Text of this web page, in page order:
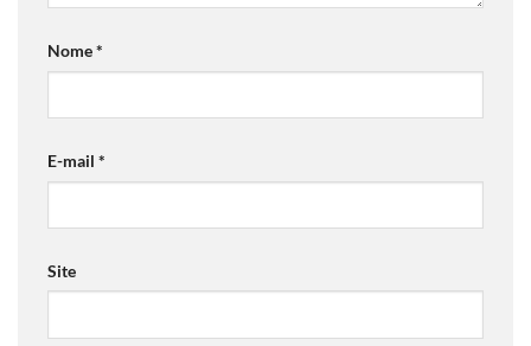
Nome*
E-mail *
Site